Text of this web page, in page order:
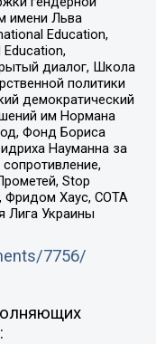
имени Льва
Education,
диалог, Школа
политики
демократический
им Нормана
Фонд Бориса
Науманна за
Stop
Фридом Хаус, СОТА
Лига Украины
7756/